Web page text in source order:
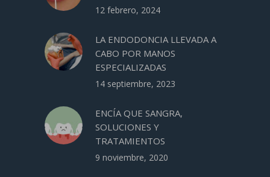
12 febrero, 2024
LA ENDODONCIA LLEVADA A
CABO POR MANOS
ESPECIALIZADAS
14 septiembre, 2023
ENCÍA QUE SANGRA,
SOLUCIONES Y
TRATAMIENTOS
9 noviembre, 2020